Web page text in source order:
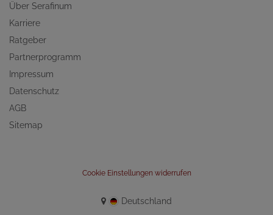
Über Serafinum
Karriere
Ratgeber
Partnerprogramm
Impressum
Datenschutz
AGB
Sitemap
Cookie Einstellungen widerrufen
Deutschland